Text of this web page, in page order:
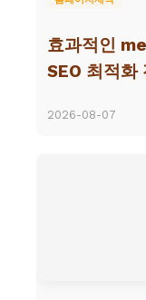
효과적인
SEO 최적화
2026-08-07